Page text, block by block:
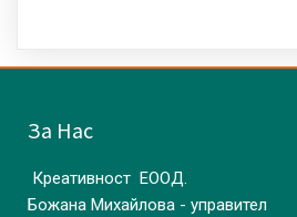
За Нас
Креативност ЕООД.
Божана Михайлова - управител